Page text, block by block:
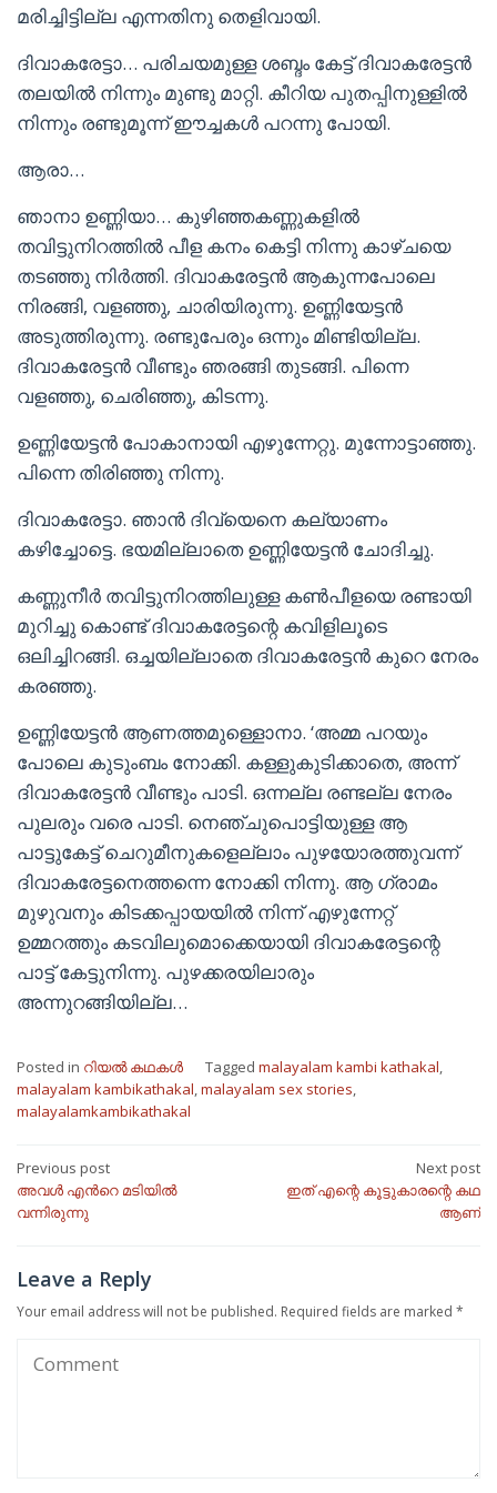
മരിച്ചിട്ടില്ല എന്നതിനു തെളിവായി.
ദിവാകരേട്ടാ… പരിചയമുള്ള ശബ്ദം കേട്ട് ദിവാകരേട്ടൻ
തലയിൽ നിന്നും മുണ്ടു മാറ്റി. കീറിയ പുതപ്പിനുള്ളിൽ
നിന്നും രണ്ടുമൂന്ന് ഈച്ചകൾ പറന്നു പോയി.
ആരാ…
ഞാനാ ഉണ്ണിയാ… കുഴിഞ്ഞകണ്ണുകളിൽ
തവിട്ടുനിറത്തിൽ പീള കനം കെട്ടി നിന്നു കാഴ്ചയെ
തടഞ്ഞു നിർത്തി. ദിവാകരേട്ടൻ ആകുന്നപോലെ
നിരങ്ങി, വളഞ്ഞു, ചാരിയിരുന്നു. ഉണ്ണിയേട്ടൻ
അടുത്തിരുന്നു. രണ്ടുപേരും ഒന്നും മിണ്ടിയില്ല.
ദിവാകരേട്ടൻ വീണ്ടും ഞരങ്ങി തുടങ്ങി. പിന്നെ
വളഞ്ഞു, ചെരിഞ്ഞു, കിടന്നു.
ഉണ്ണിയേട്ടൻ പോകാനായി എഴുന്നേറ്റു. മുന്നോട്ടാഞ്ഞു.
പിന്നെ തിരിഞ്ഞു നിന്നു.
ദിവാകരേട്ടാ. ഞാൻ ദിവ്യെനെ കല്യാണം
കഴിച്ചോട്ടെ. ഭയമില്ലാതെ ഉണ്ണിയേട്ടൻ ചോദിച്ചു.
കണ്ണുനീർ തവിട്ടുനിറത്തിലുള്ള കൺപീളയെ രണ്ടായി
മുറിച്ചു കൊണ്ട് ദിവാകരേട്ടന്റെ കവിളിലൂടെ
ഒലിച്ചിറങ്ങി. ഒച്ചയില്ലാതെ ദിവാകരേട്ടൻ കുറെ നേരം
കരഞ്ഞു.
ഉണ്ണിയേട്ടൻ ആണത്തമുള്ളൊനാ. ‘അമ്മ പറയും
പോലെ കുടുംബം നോക്കി. കള്ളുകുടിക്കാതെ, അന്ന്
ദിവാകരേട്ടൻ വീണ്ടും പാടി. ഒന്നല്ല രണ്ടല്ല നേരം
പുലരും വരെ പാടി. നെഞ്ചുപൊട്ടിയുള്ള ആ
പാട്ടുകേട്ട് ചെറുമീനുകളെല്ലാം പുഴയോരത്തുവന്ന്
ദിവാകരേട്ടനെത്തന്നെ നോക്കി നിന്നു. ആ ഗ്രാമം
മുഴുവനും കിടക്കപ്പായയിൽ നിന്ന് എഴുന്നേറ്റ്
ഉമ്മറത്തും കടവിലുമൊക്കെയായി ദിവാകരേട്ടന്റെ
പാട്ട് കേട്ടുനിന്നു. പുഴക്കരയിലാരും
അന്നുറങ്ങിയില്ല…
Posted in റിയൽ കഥകൾ Tagged malayalam kambi kathakal,
malayalam kambikathakal,malayalam sex stories,
malayalamkambikathakal
Post
navigation
Previous post
അവൾ എൻറെ മടിയിൽ
വന്നിരുന്നു
Next post
ഇത് എന്റെ കൂട്ടുകാരന്റെ കഥ
ആണ്
Leave a Reply
Your email address will not be published. Required fields are marked *